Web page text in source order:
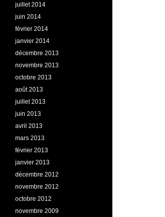
juillet 2014
juin 2014
février 2014
janvier 2014
décembre 2013
novembre 2013
octobre 2013
août 2013
juillet 2013
juin 2013
avril 2013
mars 2013
février 2013
janvier 2013
décembre 2012
novembre 2012
octobre 2012
novembre 2009